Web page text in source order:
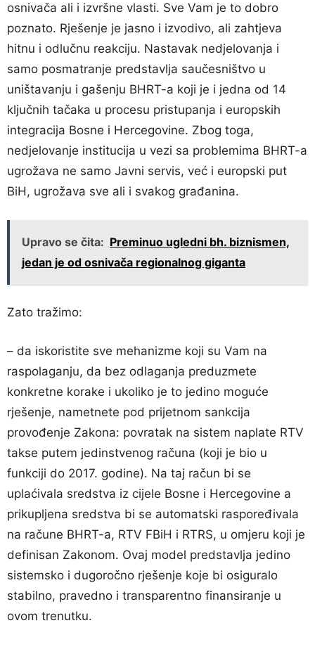
osnivača ali i izvršne vlasti. Sve Vam je to dobro
poznato. Rješenje je jasno i izvodivo, ali zahtjeva
hitnu i odlučnu reakciju. Nastavak nedjelovanja i
samo posmatranje predstavlja saučesništvo u
uništavanju i gašenju BHRT-a koji je i jedna od 14
ključnih tačaka u procesu pristupanja i europskih
integracija Bosne i Hercegovine. Zbog toga,
nedjelovanje institucija u vezi sa problemima BHRT-a
ugrožava ne samo Javni servis, već i europski put
BiH, ugrožava sve ali i svakog građanina.
Upravo se čita: Preminuo ugledni bh. biznismen,
jedan je od osnivača regionalnog giganta
Zato tražimo:
– da iskoristite sve mehanizme koji su Vam na
raspolaganju, da bez odlaganja preduzmete
konkretne korake i ukoliko je to jedino moguće
rješenje, nametnete pod prijetnom sankcija
provođenje Zakona: povratak na sistem naplate RTV
takse putem jedinstvenog računa (koji je bio u
funkciji do 2017. godine). Na taj račun bi se
uplaćivala sredstva iz cijele Bosne i Hercegovine a
prikupljena sredstva bi se automatski raspoređivala
na račune BHRT-a, RTV FBiH i RTRS, u omjeru koji je
definisan Zakonom. Ovaj model predstavlja jedino
sistemsko i dugoročno rješenje koje bi osiguralo
stabilno, pravedno i transparentno finansiranje u
ovom trenutku.